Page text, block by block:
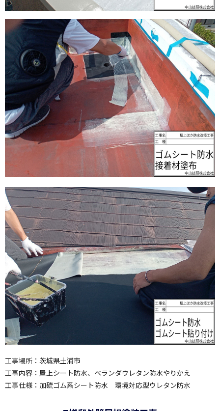
工事場所：茨城県土浦市
工事内容：屋上シート防水、ベランダウレタン防水やりかえ
工事仕様：加硫ゴム系シート防水 環境対応型ウレタン防水